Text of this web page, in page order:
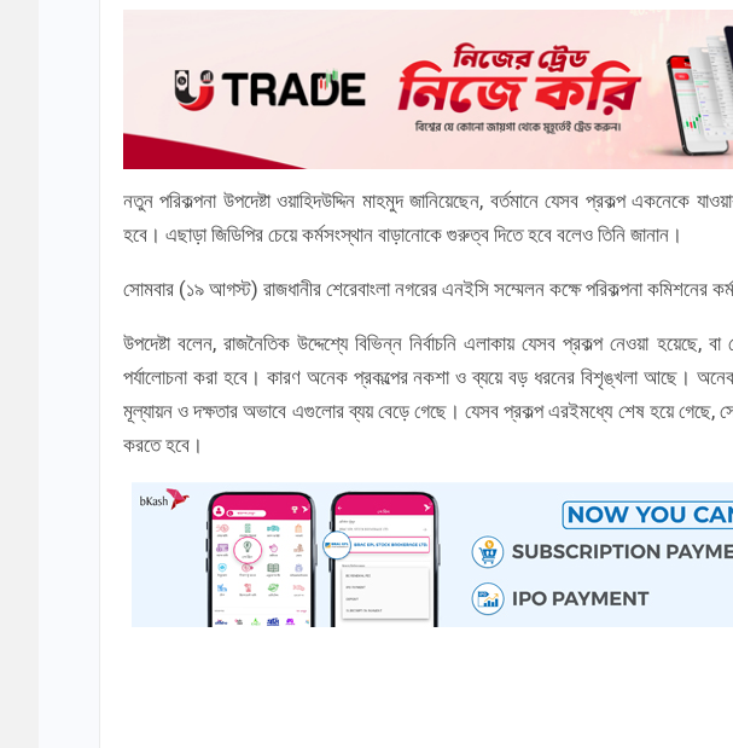
নতুন পরিকল্পনা উপদেষ্টা ওয়াহিদউদ্দিন মাহমুদ জানিয়েছেন, বর্তমানে যেসব প্রকল্প একনেকে
হবে। এছাড়া জিডিপির চেয়ে কর্মসংস্থান বাড়ানোকে গুরুত্ব দিতে হবে বলেও তিনি জানান।
সোমবার (১৯ আগস্ট) রাজধানীর শেরেবাংলা নগরের এনইসি সম্মেলন কক্ষে পরিকল্পনা কমিশনের
উপদেষ্টা বলেন, রাজনৈতিক উদ্দেশ্যে বিভিন্ন নির্বাচনি এলাকায় যেসব প্রকল্প নেওয়া
পর্যালোচনা করা হবে। কারণ অনেক প্রকল্পের নকশা ও ব্যয়ে বড় ধরনের বিশৃঙ্খলা আছে।
মূল্যায়ন ও দক্ষতার অভাবে এগুলোর ব্যয় বেড়ে গেছে। যেসব প্রকল্প এরইমধ্যে শেষ হয়ে গেছে,
করতে হবে।